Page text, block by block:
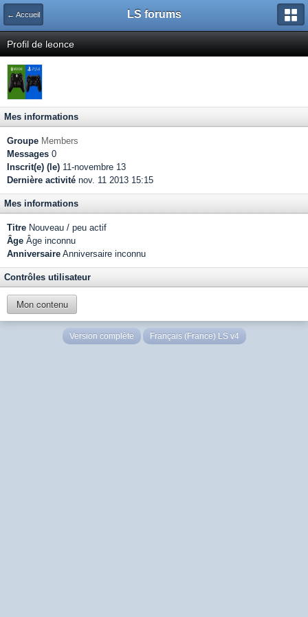
← Accueil LS forums
Profil de leonce
Mes informations
Groupe Members
Messages 0
Inscrit(e) (le) 11-novembre 13
Dernière activité nov. 11 2013 15:15
Mes informations
Titre Nouveau / peu actif
Âge Âge inconnu
Anniversaire Anniversaire inconnu
Contrôles utilisateur
Mon contenu
Version complète Français (France) LS v4